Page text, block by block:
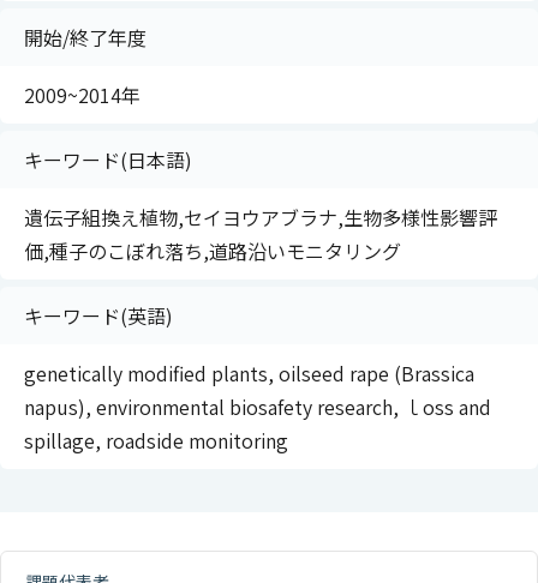
開始/終了年度
2009~2014年
キーワード(日本語)
遺伝子組換え植物,セイヨウアブラナ,生物多様性影響評
価,種子のこぼれ落ち,道路沿いモニタリング
キーワード(英語)
genetically modified plants, oilseed rape (Brassica
napus), environmental biosafety research, ｌoss and
spillage, roadside monitoring